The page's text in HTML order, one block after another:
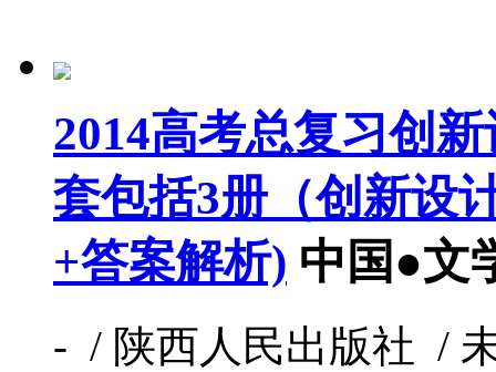
2014高考总复习创
套包括3册（创新设
+答案解析) 中国●文
- / 陕西人民出版社 /